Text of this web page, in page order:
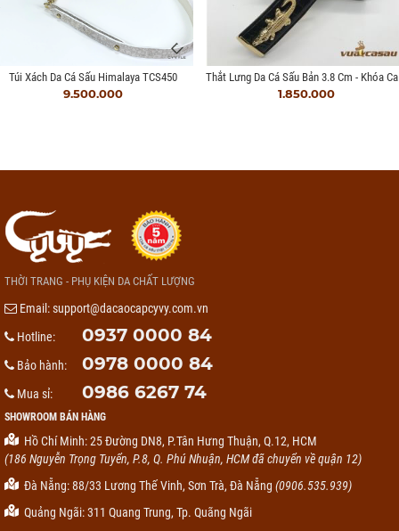
Túi Xách Da Cá Sấu Himalaya TCS450
9.500.000
1.850.000
THỜI TRANG - PHỤ KIỆN DA CHẤT LƯỢNG
Email:support@dacaocapcyvy.com.vn
Hotline:
0937 0000 84
Bảo hành: 0978 0000 84
Mua sỉ: 0986 6267 74
SHOWROOM BÁN HÀNG
Hồ Chí Minh: 25 Đường DN8, P.Tân Hưng Thuận, Q.12, HCM
(186 Nguyễn Trọng Tuyển, P.8, Q. Phú Nhuận, HCM đã chuyển về quận 12)
Đà Nẵng: 88/33 Lương Thế Vinh, Sơn Trà, Đà Nẵng (0906.535.939)
Quảng Ngãi: 311 Quang Trung, Tp. Quãng Ngãi